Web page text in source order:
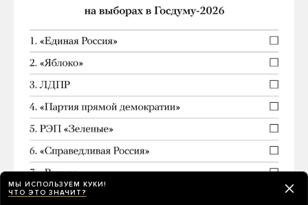
МЫ ИСПОЛЬЗУЕМ КУКИ!
ЧТО ЭТО ЗНАЧИТ?